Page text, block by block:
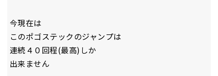
今現在は
このポゴステックのジャンプは
連続４０回程(最高)しか
出来ません